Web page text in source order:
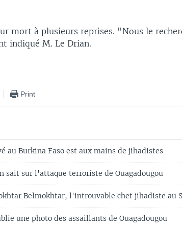
mort à plusieurs reprises. "Nous le
indiqué M. Le Drian.
Print
au Burkina Faso est aux mains de jihadistes
sait sur l'attaque terroriste de Ouagadougou
Belmokhtar, l'introuvable chef jihadiste au
une photo des assaillants de Ouagadougou